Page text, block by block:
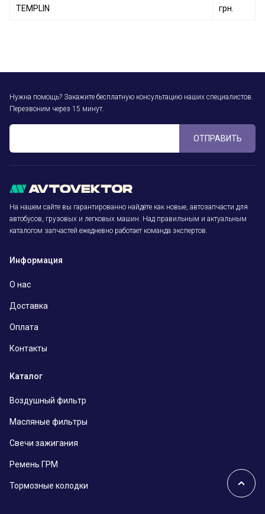
TEMPLIN
грн.
Нужна помощь? Закажите бесплатную консультацию наших специалистов.
Перезвоним через 15 минут.
ОТПРАВИТЬ
На нашем сайте вы гарантированно найдёте как новые, автозапчасти для
автобусов, грузовых и легковых машин. Над правильным и актуальным
каталогом запчастей ежедневно работает команда экспертов.
Информация
О нас
Доставка
Оплата
Контакты
Каталог
Воздушный фильтр
Масляные фильтры
Свечи зажигания
Ремень ГРМ
Тормозные колодки